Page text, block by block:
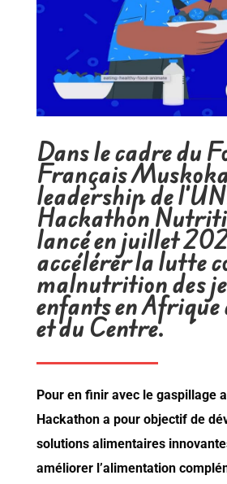
Dans le cadre du
Français
leadership de
Hackathon
lancé en juillet
accélérer la lutte
malnutrition des
enfants en Afrique
et du Centre.
Pour en finir avec le gaspillage
Hackathon a pour objectif de
solutions alimentaires
améliorer l’alimentation